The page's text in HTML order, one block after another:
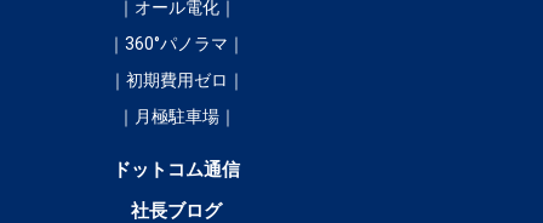
｜オール電化｜
｜360°パノラマ｜
｜初期費用ゼロ｜
｜月極駐車場｜
ドットコム通信
社長ブログ